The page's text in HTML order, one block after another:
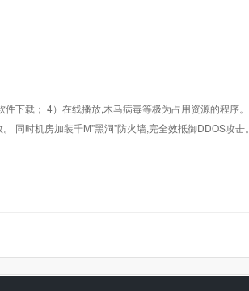
下载； 4）在线播放,木马病毒等极为占用资源的程序。
同时机房加装千M"黑洞"防火墙,完全效抵御DDOS攻击。